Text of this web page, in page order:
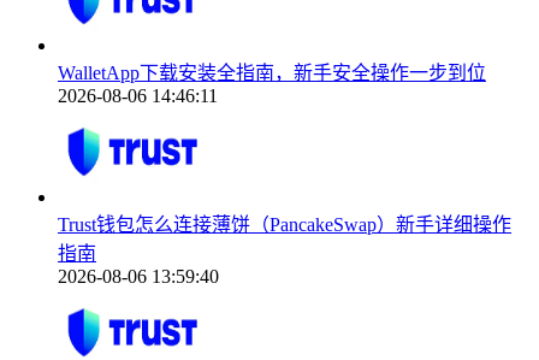
WalletApp下载安装全指南，新手安全操作一步到位
2026-08-06 14:46:11
Trust钱包怎么连接薄饼（PancakeSwap）新手详细操作
指南
2026-08-06 13:59:40